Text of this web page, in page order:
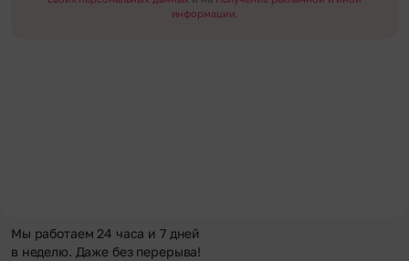
информации.
Мы работаем 24 часа и 7 дней
в неделю. Даже без перерыва!